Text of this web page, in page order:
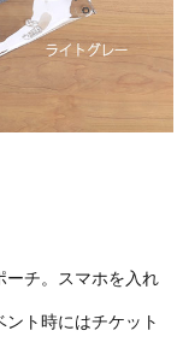
ーチ。スマホを入れ
ト時にはチケット